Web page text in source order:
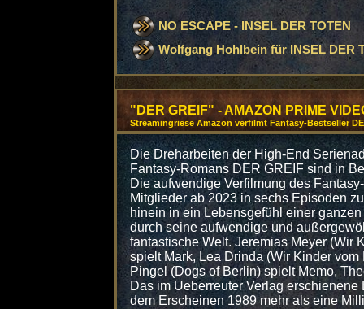
NO ESCAPE - INSEL DER TOTEN
Wolfgang Hohlbein für INSEL DER
"DER GREIF" - AMAZON PRIME
Streamingriese Amazon verfilmt Fantasy-Bestseller
Die Dreharbeiten der High-End
Fantasy-Romans DER GREIF sind in
Die aufwendige Verfilmung des
Mitglieder ab 2023 in sechs Episoden
hinein in ein Lebensgefühl einer
durch seine aufwendige und
fantastische Welt. Jeremias Meyer (Wir
spielt Mark, Lea Drinda (Wir Kinder
Pingel (Dogs of Berlin) spielt Memo,
Das im Ueberreuter Verlag
dem Erscheinen 1989 mehr als eine